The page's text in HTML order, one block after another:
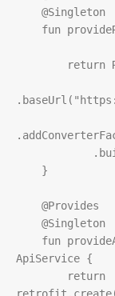
@Singleton
fun
return
. baseUrl (
.
            .
@Provides
@Singleton
fun
ApiService {
return